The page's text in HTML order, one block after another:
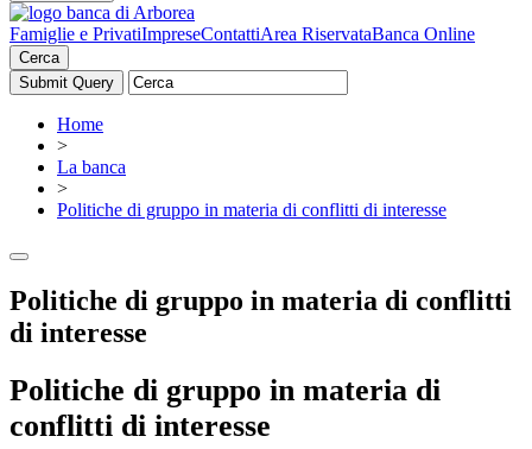
Famiglie e PrivatiImpreseContattiArea RiservataBanca Online
Cerca
Home
>
La banca
>
Politiche di gruppo in materia di conflitti di interesse
Politiche di gruppo in materia di conflitti
di interesse
Politiche di gruppo in materia di
conflitti di interesse